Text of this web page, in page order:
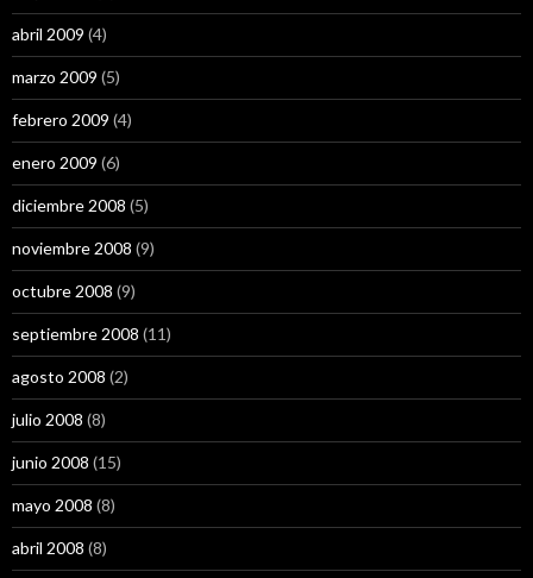
abril 2009 (4)
marzo 2009 (5)
febrero 2009 (4)
enero 2009 (6)
diciembre 2008 (5)
noviembre 2008 (9)
octubre 2008 (9)
septiembre 2008 (11)
agosto 2008 (2)
julio 2008 (8)
junio 2008 (15)
mayo 2008 (8)
abril 2008 (8)